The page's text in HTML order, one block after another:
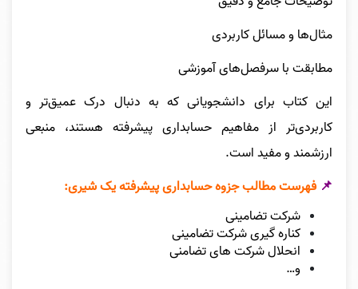
مثال‌ها و مسائل کاربردی
مطابقت با سرفصل‌های آموزشی
این کتاب برای دانشجویانی که به دنبال درک عمیق‌تر و
کاربردی‌تر از مفاهیم حسابداری پیشرفته هستند، منبعی
ارزشمند و مفید است.
📌 فهرست مطالب جزوه حسابداری پیشرفته یک شیری:
شرکت تضامینی
کناره گیری شرکت تضامینی
انحلال شرکت های تضامنی
و…